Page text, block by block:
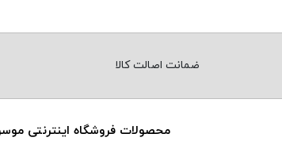
ضمانت اصالت کالا
محصولات فروشگاه اینترنتی